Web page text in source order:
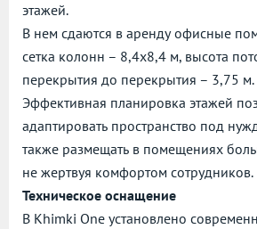
этажей.
В нем сдаются в аренду офисные
сетка колонн – 8,4х8,4 м, высота
перекрытия до перекрытия – 3,75 м.
Эффективная планировка этажей
адаптировать пространство под
также размещать в помещениях
не жертвуя комфортом сотрудников.
Техническое оснащение
В Khimki One установлено